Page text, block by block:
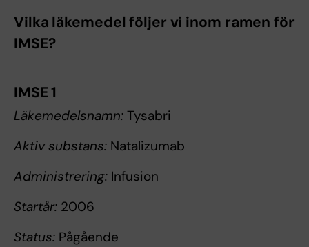
Vilka läkemedel följer vi inom ramen för
IMSE?
IMSE 1
Läkemedelsnamn: Tysabri
Aktiv substans: Natalizumab
Administrering: Infusion
Startår: 2006
Status: Pågående